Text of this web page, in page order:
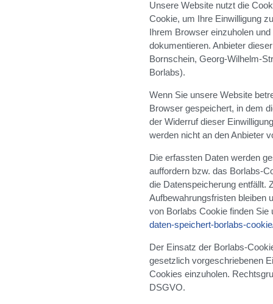
Unsere Website nutzt die
Cookie, um Ihre Einwilligung
Ihrem Browser einzuholen
dokumentieren. Anbieter
Bornschein, Georg-Wilhelm-
Borlabs).
Wenn Sie unsere Website
Browser gespeichert, in dem
der Widerruf dieser
werden nicht an den Anbieter
Die erfassten Daten werden
auffordern bzw. das Borlabs-
die Datenspeicherung entfällt.
Aufbewahrungsfristen bleiben
von Borlabs Cookie finden Sie
daten-speichert-borlabs-
Der Einsatz der Borlabs-
gesetzlich vorgeschriebenen
Cookies einzuholen.
DSGVO.